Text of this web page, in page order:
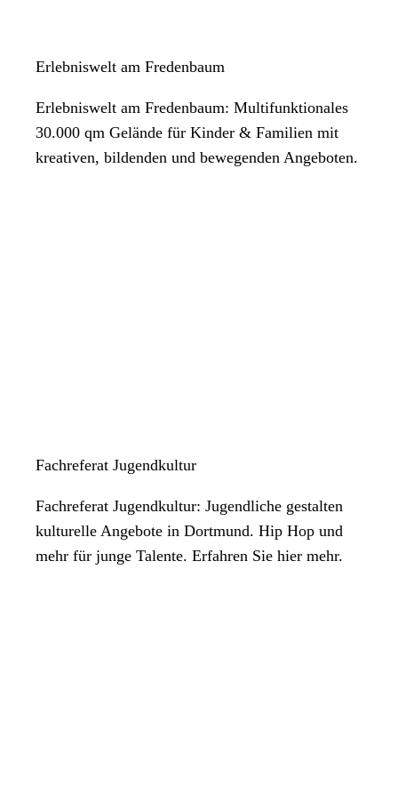
Erlebniswelt am Fredenbaum
Erlebniswelt am Fredenbaum: Multifunktionales
30.000 qm Gelände für Kinder & Familien mit
kreativen, bildenden und bewegenden Angeboten.
Fachreferat Jugendkultur
Fachreferat Jugendkultur: Jugendliche gestalten
kulturelle Angebote in Dortmund. Hip Hop und
mehr für junge Talente. Erfahren Sie hier mehr.